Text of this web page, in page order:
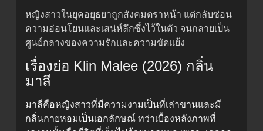
หญิงสาวในยุคอยุธยาถูกสังคมตราหน้า แต่กลับซ่อน
ความอ่อนโยนและเสน่ห์ลึกซึ้งไว้ในตัว จนกลายเป็น
ศูนย์กลางของความรักและความขัดแย้ง
เรื่องย่อ Klin Malee (2026) กลิ่น
มาลี
มาลีคือหญิงสาวที่มีความงามเป็นที่เล่าขานและมี
กลิ่นกายหอมเป็นเอกลักษณ์ ทว่าเบื้องหลังภาพที่